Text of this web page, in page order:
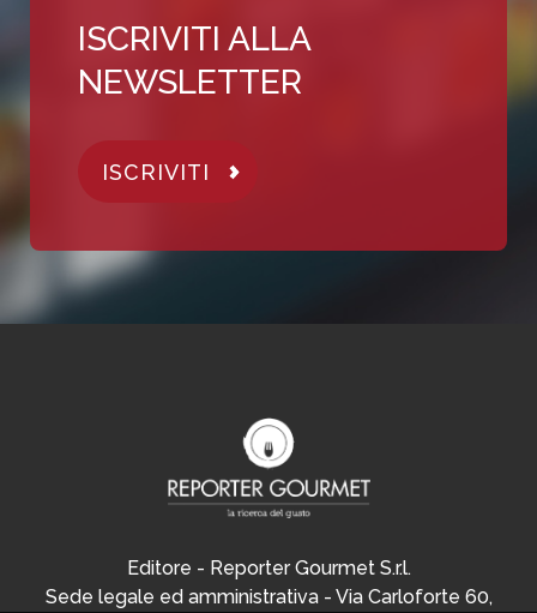
ISCRIVITI ALLA
NEWSLETTER
ISCRIVITI
Editore - Reporter Gourmet S.r.l.
Sede legale ed amministrativa - Via Carloforte 60,